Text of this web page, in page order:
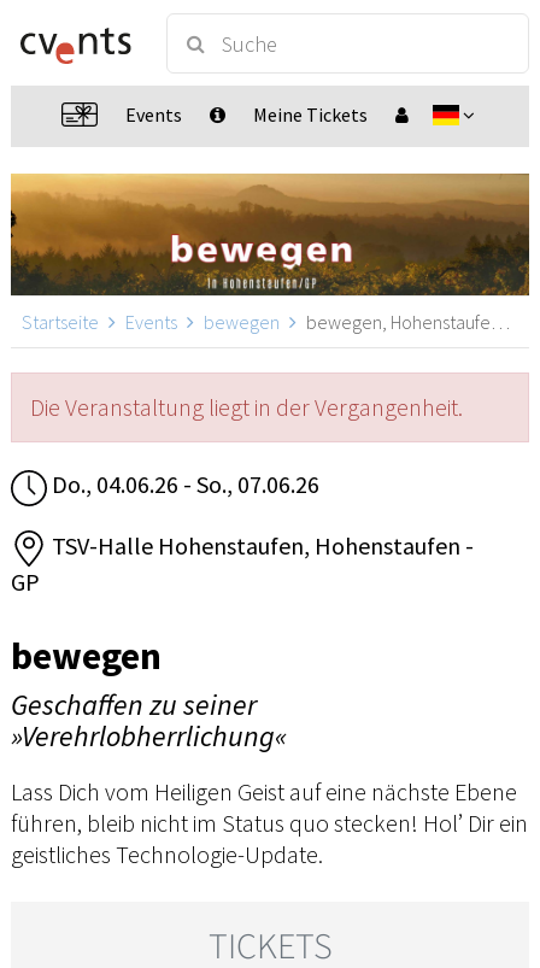
Events Meine Tickets
Startseite Events bewegen bewegen, Hohenstaufen - GP
Die Veranstaltung liegt in der Vergangenheit.
Do., 04.06.26 - So., 07.06.26
TSV-Halle Hohenstaufen, Hohenstaufen -
GP
bewegen
Geschaffen zu seiner
»Verehrlobherrlichung«
Lass Dich vom Heiligen Geist auf eine nächste Ebene
führen, bleib nicht im Status quo stecken! Hol’ Dir ein
geistliches Technologie-Update.